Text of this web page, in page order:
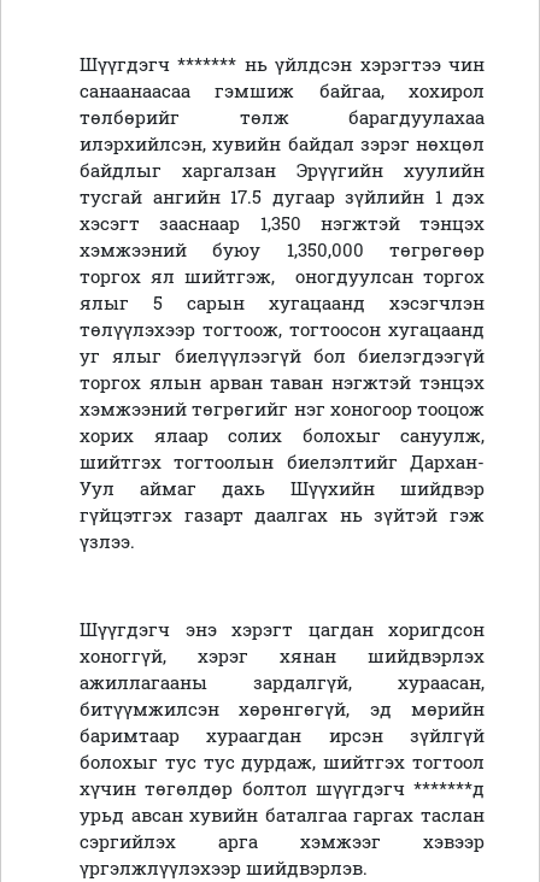
Шүүгдэгч ******* нь үйлдсэн хэрэгтээ чин
санаанаасаа гэмшиж байгаа, хохирол
төлбөрийг төлж барагдуулахаа
илэрхийлсэн, хувийн байдал зэрэг нөхцөл
байдлыг харгалзан Эрүүгийн хуулийн
тусгай ангийн 17.5 дугаар зүйлийн 1 дэх
хэсэгт зааснаар 1,350 нэгжтэй тэнцэх
хэмжээний буюу 1,350,000 төгрөгөөр
торгох ял шийтгэж, оногдуулсан торгох
ялыг 5 сарын хугацаанд хэсэгчлэн
төлүүлэхээр тогтоож, тогтоосон хугацаанд
уг ялыг биелүүлээгүй бол биелэгдээгүй
торгох ялын арван таван нэгжтэй тэнцэх
хэмжээний төгрөгийг нэг хоногоор тооцож
хорих ялаар солих болохыг сануулж,
шийтгэх тогтоолын биелэлтийг Дархан-
Уул аймаг дахь Шүүхийн шийдвэр
гүйцэтгэх газарт даалгах нь зүйтэй гэж
үзлээ.
Шүүгдэгч энэ хэрэгт цагдан хоригдсон
хоноггүй, хэрэг хянан шийдвэрлэх
ажиллагааны зардалгүй, хураасан,
битүүмжилсэн хөрөнгөгүй, эд мөрийн
баримтаар хураагдан ирсэн зүйлгүй
болохыг тус тус дурдаж, шийтгэх тогтоол
хүчин төгөлдөр болтол шүүгдэгч *******д
урьд авсан хувийн баталгаа гаргах таслан
сэргийлэх арга хэмжээг хэвээр
үргэлжлүүлэхээр шийдвэрлэв.